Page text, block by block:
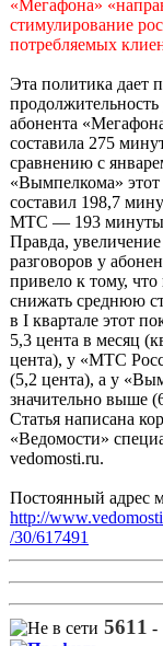
«Мегафона»
стимулирование
потребляемых
Эта политика дает
продолжительность
абонента
составила 275
сравнению с
«Вымпелкома» этот
составил 198,7
МТС — 193 минуты
Правда,
разговоров у
привело к тому,
снижать среднюю
в I квартале этот
5,3 цента в месяц
цента), у «МТС
(5,2 цента), а у
значительно выше
Статья написана
«Ведомости»
vedomosti.ru.
Постоянный адрес
http://
/30/617491
5611 -